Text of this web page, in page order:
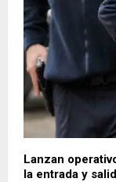
Lanzan
la entrada y